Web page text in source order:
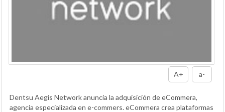
A+ a-
Dentsu Aegis Network anuncia la adquisición de eCommera,
agencia especializada en e-commers. eCommera crea plataformas